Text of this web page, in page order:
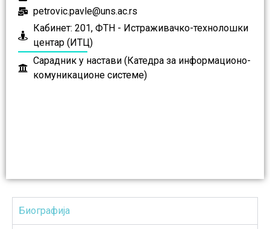
petrovic.pavle@uns.ac.rs
Кабинет: 201, ФТН - Истраживачко-технолошки
центар (ИТЦ)
Сарадник у настави (Катедра за информационо-
комуникационе системе)
Биографија